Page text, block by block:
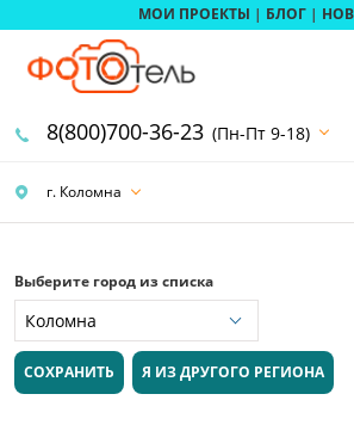
МОИ ПРОЕКТЫ | БЛОГ |
г. Коломна
8(800)700-36-23 (Пн-Пт 9-18)
Выберите город из списка
СОХРАНИТЬ Я ИЗ ДРУГОГО РЕГИОНА